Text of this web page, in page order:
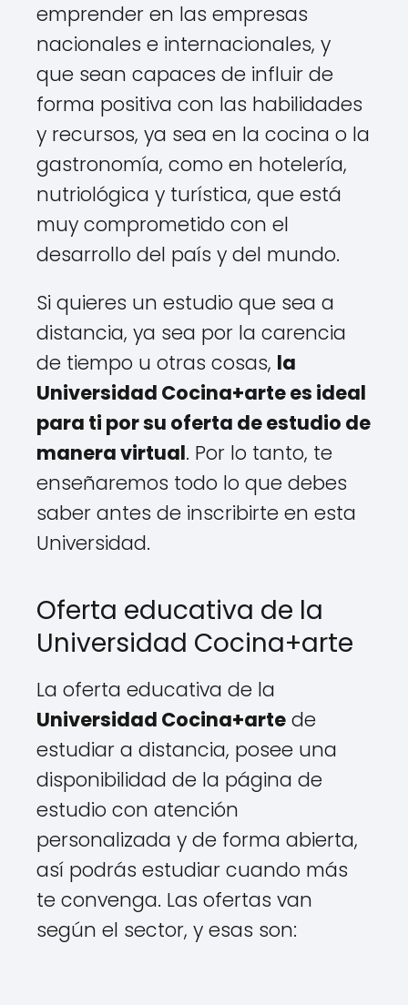
emprender en las empresas
nacionales e internacionales, y
que sean capaces de influir de
forma positiva con las habilidades
y recursos, ya sea en la cocina o la
gastronomía, como en hotelería,
nutriológica y turística, que está
muy comprometido con el
desarrollo del país y del mundo.
Si quieres un estudio que sea a
distancia, ya sea por la carencia
de tiempo u otras cosas, la
Universidad Cocina+arte es ideal
para ti por su oferta de estudio de
manera virtual. Por lo tanto, te
enseñaremos todo lo que debes
saber antes de inscribirte en esta
Universidad.
Oferta educativa de la
Universidad Cocina+arte
La oferta educativa de la
Universidad Cocina+arte de
estudiar a distancia, posee una
disponibilidad de la página de
estudio con atención
personalizada y de forma abierta,
así podrás estudiar cuando más
te convenga. Las ofertas van
según el sector, y esas son: